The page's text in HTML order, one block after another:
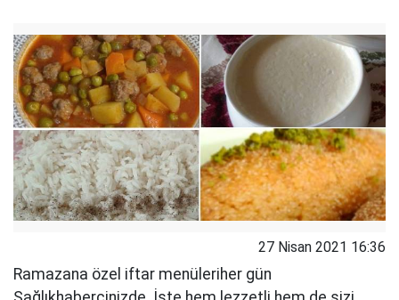
27 Nisan 2021 16:36
Ramazana özel iftar menüleriher gün